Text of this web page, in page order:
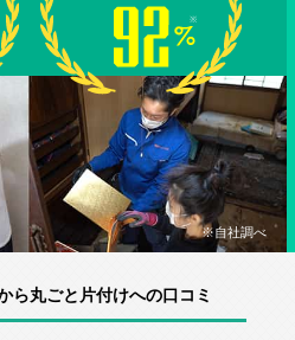
※自社調べ
ら丸ごと片付けへの口コミ